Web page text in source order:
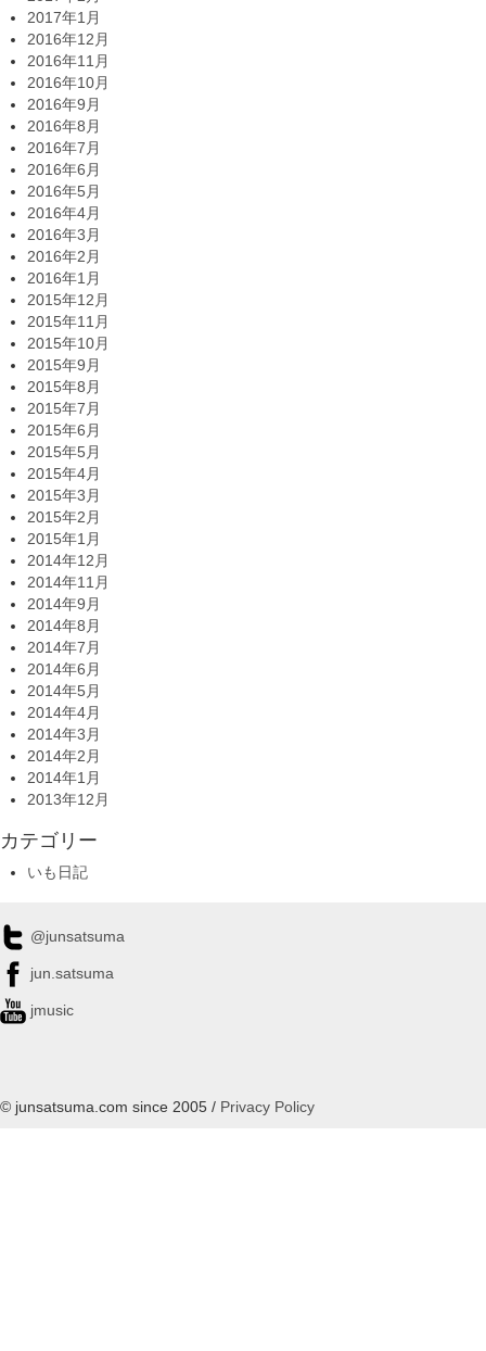
2017年1月
2016年12月
2016年11月
2016年10月
2016年9月
2016年8月
2016年7月
2016年6月
2016年5月
2016年4月
2016年3月
2016年2月
2016年1月
2015年12月
2015年11月
2015年10月
2015年9月
2015年8月
2015年7月
2015年6月
2015年5月
2015年4月
2015年3月
2015年2月
2015年1月
2014年12月
2014年11月
2014年9月
2014年8月
2014年7月
2014年6月
2014年5月
2014年4月
2014年3月
2014年2月
2014年1月
2013年12月
カテゴリー
いも日記
@junsatsuma
jun.satsuma
jmusic
© junsatsuma.com since 2005 / Privacy Policy